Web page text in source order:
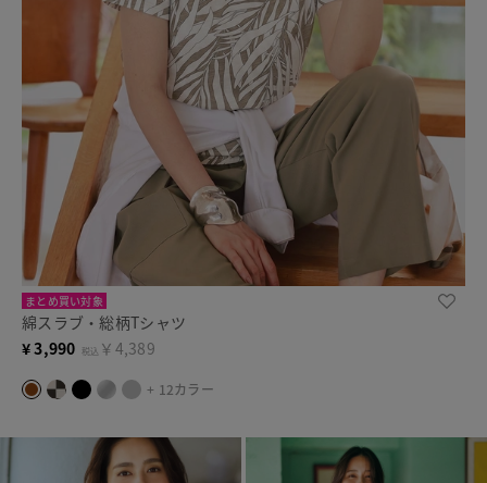
まとめ買い対象
綿スラブ・総柄Tシャツ
¥3,990 税込 ￥4,389
+ 12カラー